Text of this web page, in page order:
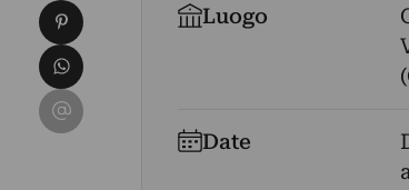
Luogo
Date
Condividi su Pinterest
Condividi su WhatsApp
Condividi su Email